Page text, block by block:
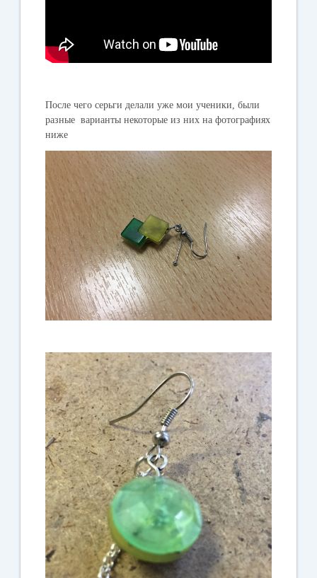
После чего серьги делали уже мои ученики, были
разные варианты некоторые из них на фотографиях
ниже